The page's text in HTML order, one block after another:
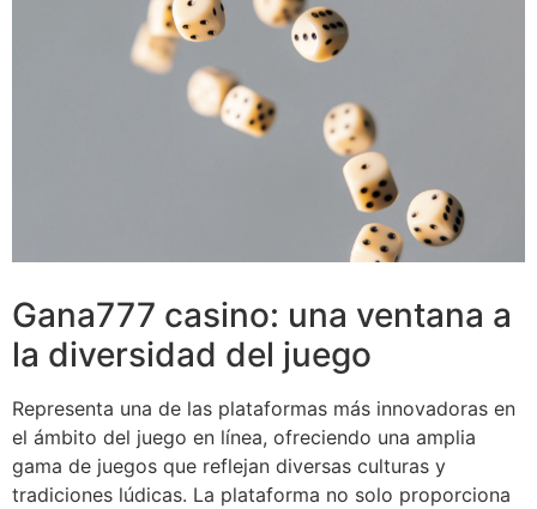
Gana777 casino: una ventana a
la diversidad del juego
Representa una de las plataformas más innovadoras en
el ámbito del juego en línea, ofreciendo una amplia
gama de juegos que reflejan diversas culturas y
tradiciones lúdicas. La plataforma no solo proporciona